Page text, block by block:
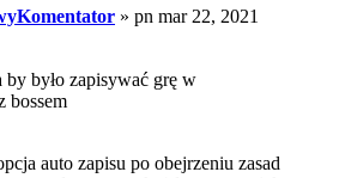
» pn mar 22, 2021
by było zapisywać grę w
bossem
auto zapisu po obejrzeniu zasad